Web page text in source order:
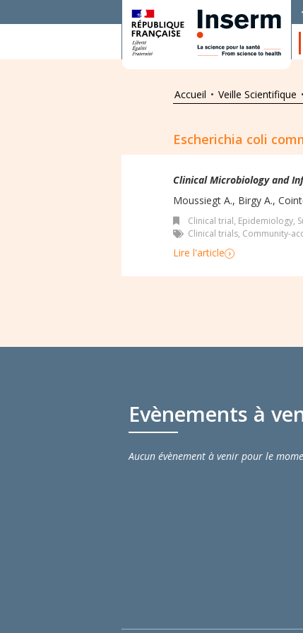
Accueil • Veille Scientifique •
Escherichia coli
Clinical Microbiology and
Moussiegt A., Birgy A.,
Clinical trial, Epidemiology,
Clinical trials, Community-
Lire l'article
Evènements à
Aucun évènement à venir pour le